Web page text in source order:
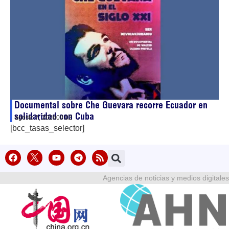
Documental sobre Che Guevara recorre Ecuador en
solidaridad con Cuba
agosto 7, 202600:02
[bcc_tasas_selector]
Agencias de noticias y medios digitales